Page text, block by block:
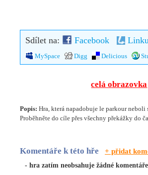
Sdílet na: Facebook
MySpace Digg Delicious
celá obrazovka
Popis: Hra, která napadobuje le parkour
Proběhněte do cíle přes všechny překážky do
Komentáře k této hře + přidat
- hra zatím neobsahuje žádné